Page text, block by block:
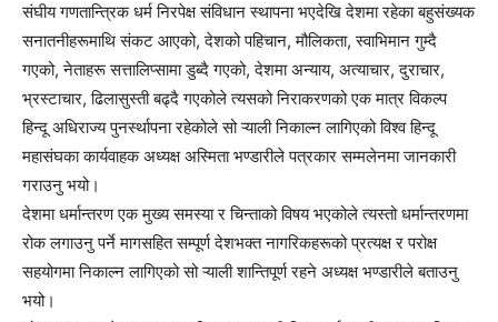
संघीय गणतान्त्रिक धर्म निरपेक्ष संविधान स्थापना भएदेखि देशमा रहेका बहुसंख्यक
सनातनीहरूमाथि संकट आएको, देशको पहिचान, मौलिकता, स्वाभिमान गुम्दै
गएको, नेताहरू सत्तालिप्सामा डुब्दै गएको, देशमा अन्याय, अत्याचार, दुराचार,
भ्रस्टाचार, ढिलासुस्ती बढ्दै गएकोले त्यसको निराकरणको एक मात्र विकल्प
हिन्दू अधिराज्य पुनर्स्थापना रहेकोले सो ऱ्याली निकाल्न लागिएको विश्व हिन्दू
महासंघका कार्यवाहक अध्यक्ष अस्मिता भण्डारीले पत्रकार सम्मलेनमा जानकारी
गराउनु भयो।
देशमा धर्मान्तरण एक मुख्य समस्या र चिन्ताको विषय भएकोले त्यस्तो धर्मान्तरणमा
रोक लगाउनु पर्ने मागसहित सम्पूर्ण देशभक्त नागरिकहरूको प्रत्यक्ष र परोक्ष
सहयोगमा निकाल्न लागिएको सो ऱ्याली शान्तिपूर्ण रहने अध्यक्ष भण्डारीले बताउनु
भयो।